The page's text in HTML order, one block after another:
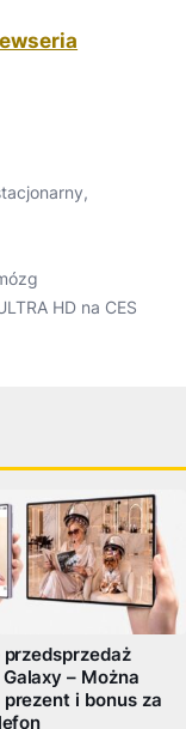
,
HD na CES
– Można
i bonus za